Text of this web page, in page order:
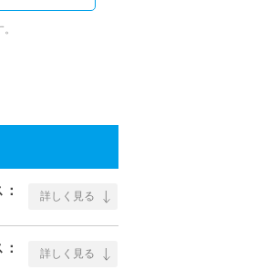
詳しく見る
詳しく見る